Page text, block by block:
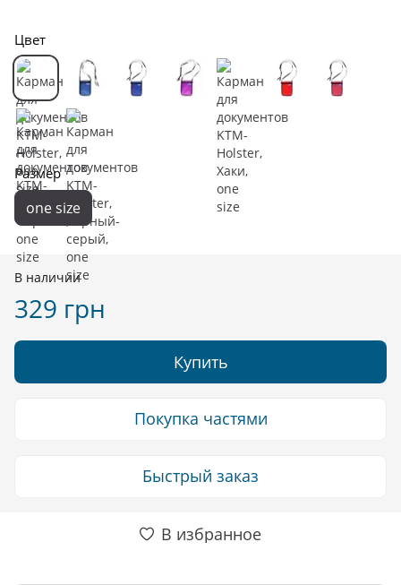
Цвет
Размер
one size
В наличии
329 грн
Купить
Покупка частями
Быстрый заказ
В избранное